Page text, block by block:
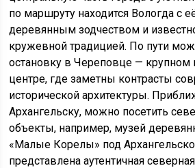
по маршруту находится Вологда с
деревянным зодчеством и
кружевной традицией. По пути
остановку в Череповце —
центре, где заметны контрасты
исторической архитектуры.
Архангельску, можно посетить
объекты, например, музей
«Малые Корелы» под
представлена аутентичная